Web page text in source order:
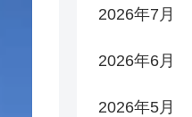
2026年7月
2026年6月
2026年5月